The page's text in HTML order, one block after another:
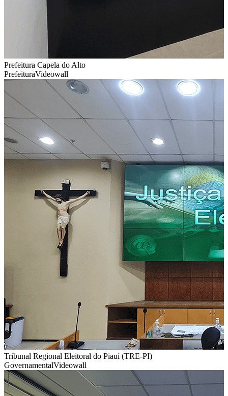
Prefeitura Capela do Alto
PrefeituraVideowall
Tribunal Regional Eleitoral do Piauí (TRE-PI)
GovernamentalVideowall